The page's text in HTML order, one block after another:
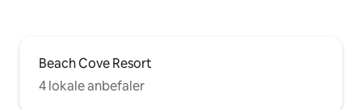
Beach Cove Resort
4 lokale anbefaler